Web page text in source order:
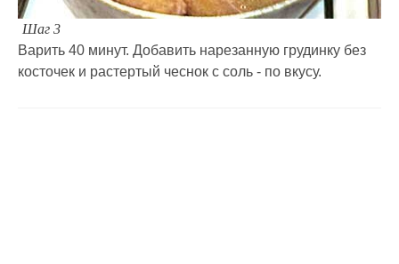
Шаг 3
Варить 40 минут. Добавить нарезанную грудинку без
косточек и растертый чеснок с соль - по вкусу.